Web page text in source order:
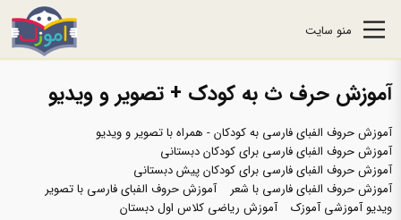
منو سایت
آموزش حرف ث به کودک + تصویر و ویدیو
آموزش حروف الفبای فارسی به کودکان - همراه با تصویر و ویدیو
آموزش حروف الفبای فارسی برای کودکان دبستانی
آموزش حروف الفبای فارسی برای کودکان پیش دبستانی
آموزش حروف الفبای فارسی با شعر
آموزش حروف الفبای فارسی با تصویر
ویدیو آموزشی آموزک
آموزش ریاضی کلاس اول دبستان